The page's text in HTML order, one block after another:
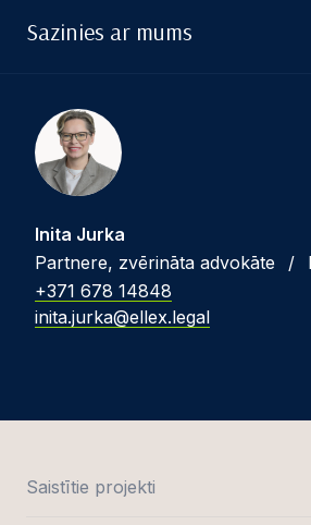
Sazinies ar mums
Inita Jurka
Partnere, zvērināta advokāte
/
+371 678 14848
inita.jurka@ellex.legal
Saistītie projekti